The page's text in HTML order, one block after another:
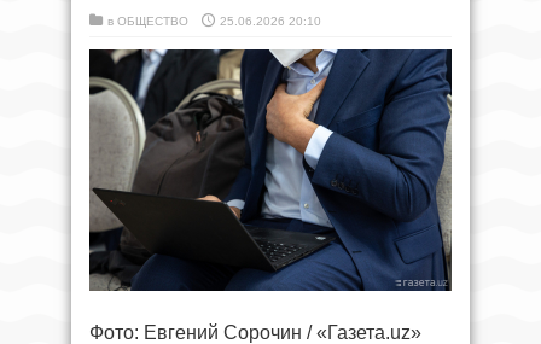
в ОБЩЕСТВО 25.06.2026 20:10
Фото: Евгений Сорочин / «Газета.uz»